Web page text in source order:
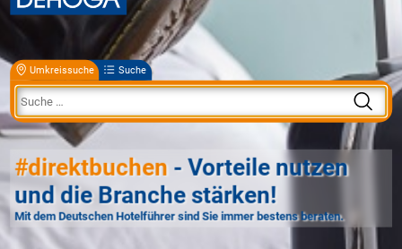
Umkreissuche Suche
#direktbuchen - Vorteile nutzen
und die Branche stärken!
Mit dem Deutschen Hotelführer sind Sie immer bestens beraten.